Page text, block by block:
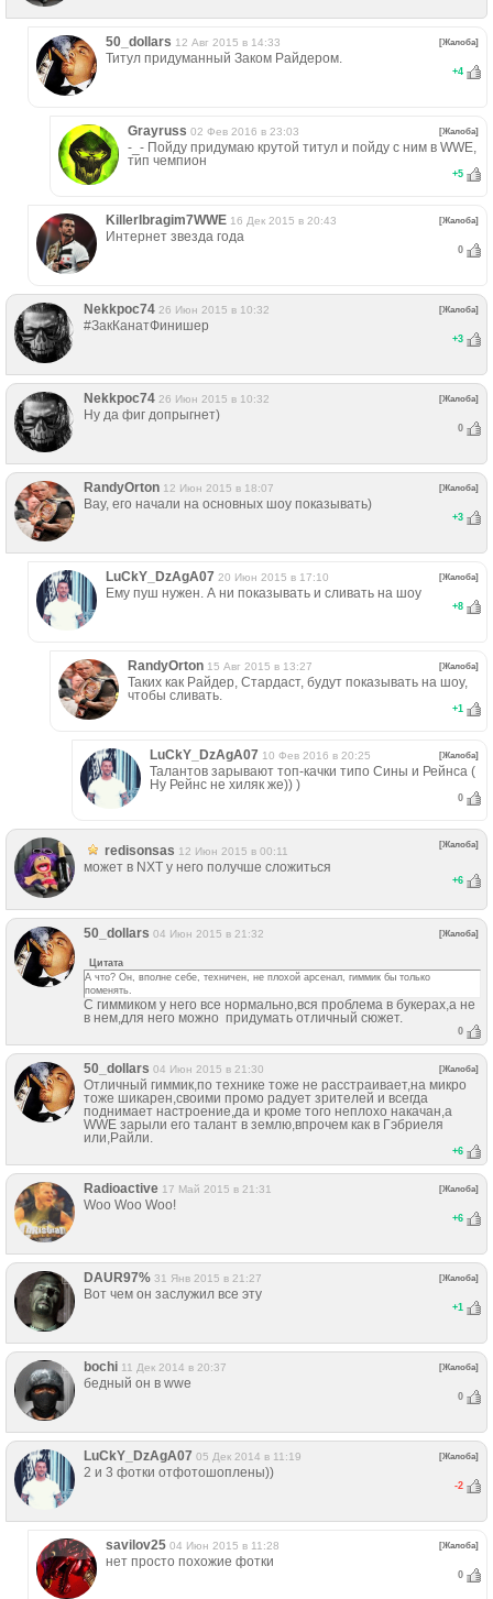
50_dollars 12 Авг 2015 в 14:33 [Жалоба]
Титул придуманный Заком Райдером.
+4
Grayruss 02 Фев 2016 в 23:03 [Жалоба]
-_- Пойду придумаю крутой титул и пойду с ним в WWE,
тип чемпион
+5
KillerIbragim7WWE 16 Дек 2015 в 20:43 [Жалоба]
Интернет звезда года
0
Nekkpoc74 26 Июн 2015 в 10:32 [Жалоба]
#ЗакКанатФинишер
+3
Nekkpoc74 26 Июн 2015 в 10:32 [Жалоба]
Ну да фиг допрыгнет)
0
RandyОrton 12 Июн 2015 в 18:07 [Жалоба]
Вау, его начали на основных шоу показывать)
+3
LuCkY_DzAgA07 20 Июн 2015 в 17:10 [Жалоба]
Ему пуш нужен. А ни показывать и сливать на шоу
+8
RandyОrton 15 Авг 2015 в 13:27 [Жалоба]
Таких как Райдер, Стардаст, будут показывать на шоу,
чтобы сливать.
+1
LuCkY_DzAgA07 10 Фев 2016 в 20:25 [Жалоба]
Талантов зарывают топ-качки типо Сины и Рейнса (
Ну Рейнс не хиляк же)) )
0
redisonsas 12 Июн 2015 в 00:11
[Жалоба]
может в NXT у него получше сложиться
+6
50_dollars 04 Июн 2015 в 21:32 [Жалоба]
Цитата
А что? Он, вполне себе, техничен, не плохой арсенал, гиммик бы только
поменять.
С гиммиком у него все нормально,вся проблема в букерах,а не
в нем,для него можно придумать отличный сюжет.
0
50_dollars 04 Июн 2015 в 21:30 [Жалоба]
Отличный гиммик,по технике тоже не расстраивает,на микро
тоже шикарен,своими промо радует зрителей и всегда
поднимает настроение,да и кроме того неплохо накачан,а
WWE зарыли его талант в землю,впрочем как в Гэбриеля
или,Райли.
+6
Radioactive 17 Май 2015 в 21:31 [Жалоба]
Woo Woo Woo!
+6
DAUR97% 31 Янв 2015 в 21:27 [Жалоба]
Вот чем он заслужил все эту
+1
bochi 11 Дек 2014 в 20:37 [Жалоба]
бедный он в wwe
0
LuCkY_DzAgA07 05 Дек 2014 в 11:19 [Жалоба]
2 и 3 фотки отфотошоплены))
-2
savilov25 04 Июн 2015 в 11:28 [Жалоба]
нет просто похожие фотки
0